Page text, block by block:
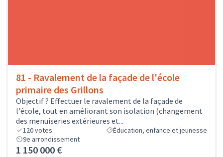
81 - Ravalement de la façade de l'école
primaire des Grillons
Objectif ? Effectuer le ravalement de la façade de
l'école, tout en améliorant son isolation (changement
des menuiseries extérieures et...
120votes
Éducation, enfance et jeunesse
9e arrondissement
1 150 000 €